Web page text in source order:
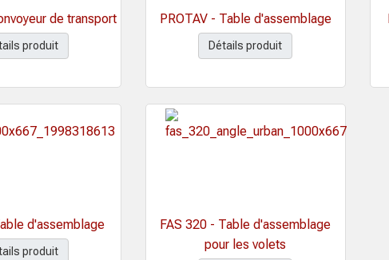
de transport
produit
PROTAV - Table d'assemblage
Détails produit
d'assemblage
produit
FAS 320 - Table d'assemblage
pour les volets